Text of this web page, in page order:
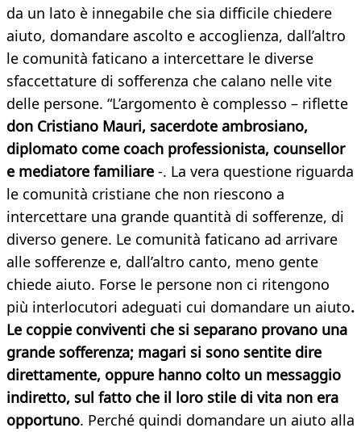
da un lato è innegabile che sia difficile chiedere
aiuto, domandare ascolto e accoglienza, dall’altro
le comunità faticano a intercettare le diverse
sfaccettature di sofferenza che calano nelle vite
delle persone. “L’argomento è complesso – riflette
don Cristiano Mauri, sacerdote ambrosiano,
diplomato come coach professionista, counsellor
e mediatore familiare -. La vera questione riguarda
le comunità cristiane che non riescono a
intercettare una grande quantità di sofferenze, di
diverso genere. Le comunità faticano ad arrivare
alle sofferenze e, dall’altro canto, meno gente
chiede aiuto. Forse le persone non ci ritengono
più interlocutori adeguati cui domandare un aiuto.
Le coppie conviventi che si separano provano una
grande sofferenza; magari si sono sentite dire
direttamente, oppure hanno colto un messaggio
indiretto, sul fatto che il loro stile di vita non era
opportuno. Perché quindi domandare un aiuto alla